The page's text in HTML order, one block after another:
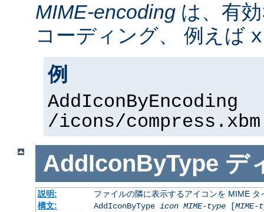
MIME-encoding は、有
コーディング、 例えば
例
AddIconByEncoding
/icons/
AddIconByType デ
説明:
ファイルの隣に表示するアイコンを MIME タ
構文:
AddIconByType icon MIME-type[MIME-